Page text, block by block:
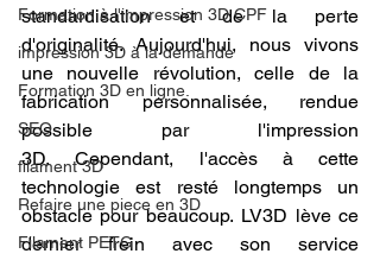
Formation à l'impression 3D CPF
impression 3D à la demande
Formation 3D en ligne.
SEO
filament 3D
Refaire une piece en 3D
Filament PETG
standardisation et de la perte
d'originalité. Aujourd'hui, nous vivons
une nouvelle révolution, celle de la
fabrication personnalisée, rendue
possible par l'impression
3D. Cependant, l'accès à cette
technologie est resté longtemps un
obstacle pour beaucoup. LV3D lève ce
dernier frein avec son service